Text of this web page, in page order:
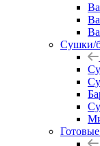
Сушки/
Готовые